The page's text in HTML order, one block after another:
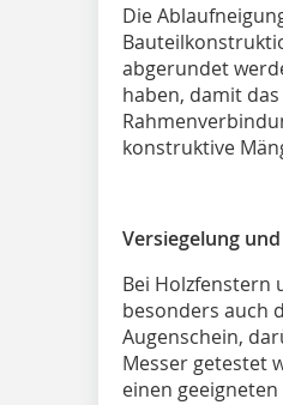
Die
abgerundet
haben, damit
konstruktive
Versiegelung
Bei Holzfenstern
besonders auch
Augenschein,
Messer getestet
einen